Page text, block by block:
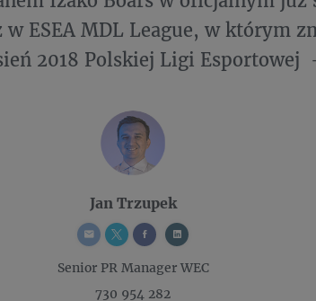
w ESEA MDL League, w którym
2018 Polskiej Ligi Esportowej
Jan Trzupek
Senior PR ManagerWEC
730 954 282